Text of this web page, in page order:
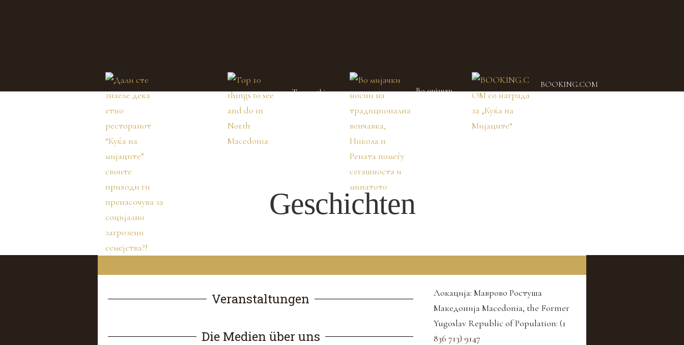
Geschichten
Top 10 things
Во мијачки
BOOKING.COM
Veranstaltungen
Die Medien über uns
Локација: Маврово Ростуша
Македонија Macedonia, the Former
Yugoslav Republic ofPopulation: (1
836 713) 9147